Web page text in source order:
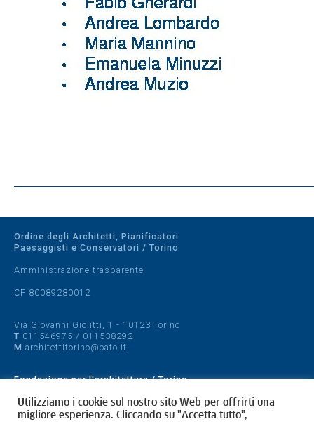
Ordine degli Architetti, Pianificatori
Paesaggisti e Conservatori / Torino
Amministrazione trasparente
CF 80089280012
Via Giovanni Giolitti, 1 - 10123 Torino
T 011546975 / 011538292
M architettitorino@oato.it
Fondazione per l'architettura / Torino
Designed by quattrolinee.it
Utilizziamo i cookie sul nostro sito Web per offrirti una
migliore esperienza. Cliccando su "Accetta tutto",